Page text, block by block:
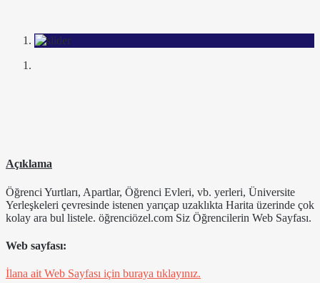
Açıklama
Öğrenci Yurtları, Apartlar, Öğrenci Evleri, vb. yerleri, Üniversite
Yerleşkeleri çevresinde istenen yarıçap uzaklıkta Harita üzerinde çok
kolay ara bul listele. öğrenciözel.com Siz Öğrencilerin Web Sayfası.
Web sayfası:
İlana ait Web Sayfası için buraya tıklayınız.